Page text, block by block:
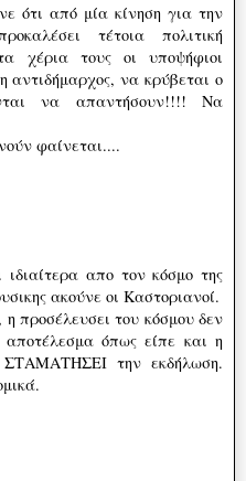
ότι από μία κίνηση για την
τέτοια πολιτική
χέρια τους οι υποψήφιοι
αντιδήμαρχος, να κρύβεται ο
να απαντήσουν!!!! Να
φαίνεται....
απο τον κόσμο της
ακούνε οι Καστοριανοί.
προσέλευσει του κόσμου δεν
αποτέλεσμα όπως είπε και η
την εκδήλωση.